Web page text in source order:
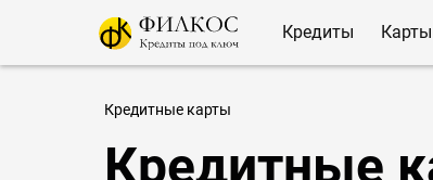
Кредиты Карты
Кредитные карты
Кредитные